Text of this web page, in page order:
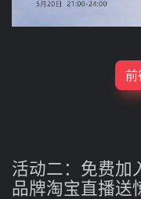
前
活动二：免费加
品牌淘宝直播送